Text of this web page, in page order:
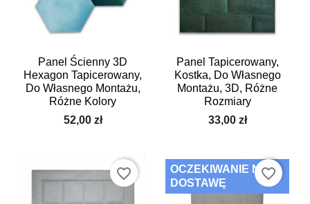
Panel Ścienny 3D
Hexagon Tapicerowany,
Do Własnego Montażu,
Różne Kolory
52,00 zł
Panel Tapicerowany,
Kostka, Do Własnego
Montażu, 3D, Różne
Rozmiary
33,00 zł
favorite_border
OCZEKIWANIE NA
DOSTAWĘ
favorite_border